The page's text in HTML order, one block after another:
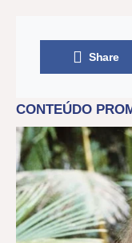
Share